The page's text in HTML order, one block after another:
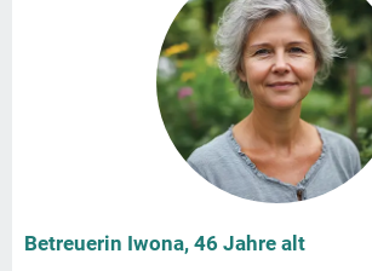
Betreuerin Iwona, 46 Jahre alt